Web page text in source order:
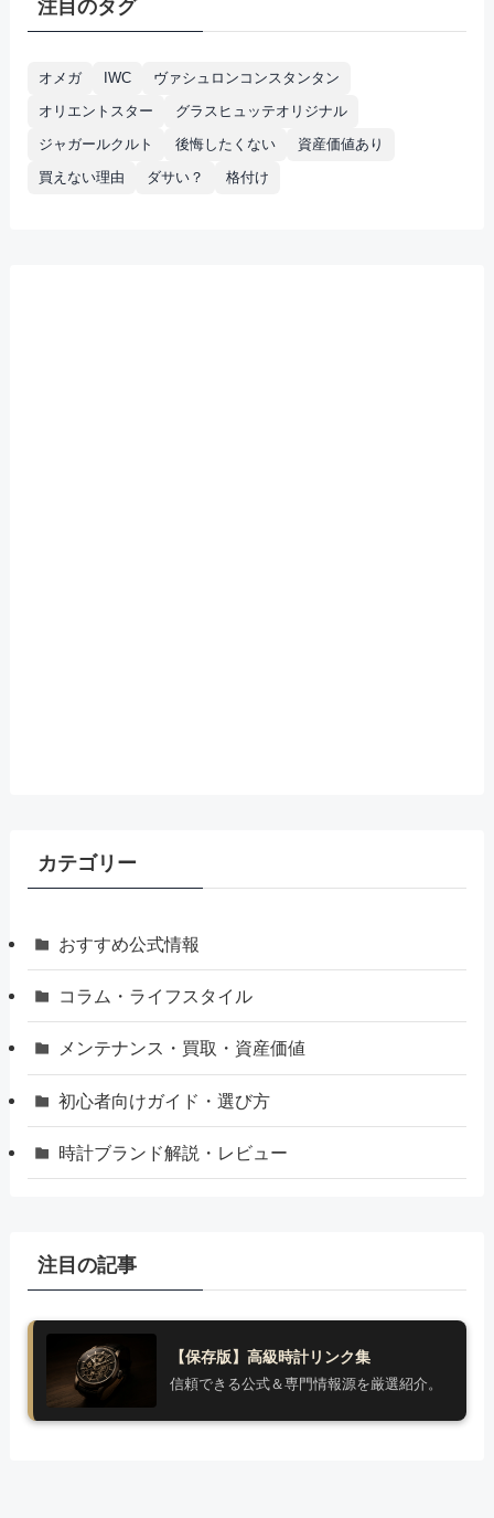
注目のタグ
オメガ IWC
ヴァシュロンコンスタンタン
オリエントスター
グラスヒュッテオリジナル
ジャガールクルト
後悔したくない
資産価値あり
買えない理由
ダサい？ 格付け
カテゴリー
おすすめ公式情報
コラム・ライフスタイル
メンテナンス・買取・資産価値
初心者向けガイド・選び方
時計ブランド解説・レビュー
注目の記事
【保存版】高級時計リンク集
信頼できる公式＆専門情報源を厳選紹介。